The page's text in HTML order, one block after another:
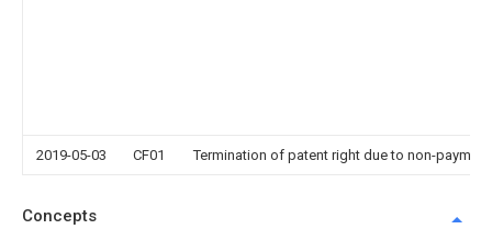
2019-05-03 CF01 Termination of patent right due to non-
Concepts